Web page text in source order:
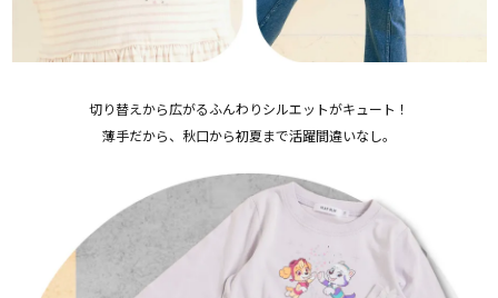
切り替えから広がるふんわりシルエットがキュート！
薄手だから、秋口から初夏まで活躍間違いなし。